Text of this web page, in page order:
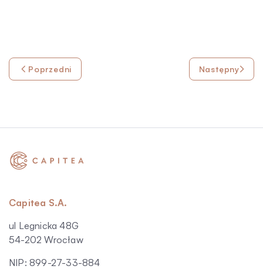
Poprzedni Następny
Capitea S.A.
ul Legnicka 48G
54-202 Wrocław
NIP: 899-27-33-884